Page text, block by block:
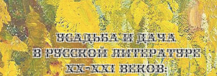
УСАДЬБА И ДАЧА
В РУССКОЙ ЛИТЕРАТУРЕ
XX-XXI ВЕКОВ: